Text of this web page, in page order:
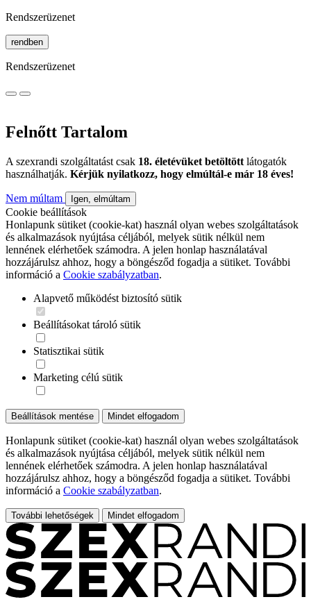
Rendszerüzenet
rendben
Rendszerüzenet
Felnőtt Tartalom
A szexrandi szolgáltatást csak 18. életévüket betöltött látogatók
használhatják. Kérjük nyilatkozz, hogy elmúltál-e már 18 éves!
Nem múltam Igen, elmúltam
Cookie beállítások
Honlapunk sütiket (cookie-kat) használ olyan webes szolgáltatások
és alkalmazások nyújtása céljából, melyek sütik nélkül nem
lennének elérhetőek számodra. A jelen honlap használatával
hozzájárulsz ahhoz, hogy a böngésződ fogadja a sütiket. További
információ a Cookie szabályzatban.
Alapvető működést biztosító sütik
Beállításokat tároló sütik
Statisztikai sütik
Marketing célú sütik
Beállítások mentése Mindet elfogadom
Honlapunk sütiket (cookie-kat) használ olyan webes szolgáltatások
és alkalmazások nyújtása céljából, melyek sütik nélkül nem
lennének elérhetőek számodra. A jelen honlap használatával
hozzájárulsz ahhoz, hogy a böngésződ fogadja a sütiket. További
információ a Cookie szabályzatban.
További lehetőségek Mindet elfogadom